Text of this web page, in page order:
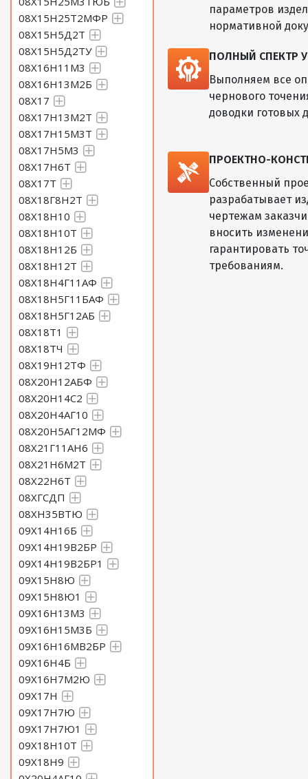
08Х15Н25Т2МФР
08Х15Н5Д2Т
08Х15Н5Д2ТУ
08Х16Н11М3
08Х16Н13М2Б
08Х17
08Х17Н13М2Т
08Х17Н15М3Т
08Х17Н5М3
08Х17Н6Т
08Х17Т
08Х18Г8Н2Т
08Х18Н10
08Х18Н10Т
08Х18Н12Б
08Х18Н12Т
08Х18Н4Г11АФ
08Х18Н5Г11БАФ
08Х18Н5Г12АБ
08Х18Т1
08Х18ТЧ
08Х19Н12ТФ
08Х20Н12АБФ
08Х20Н14С2
08Х20Н4АГ10
08Х20Н5АГ12МФ
08Х21Г11АН6
08Х21Н6М2Т
08Х22Н6Т
08ХГСДП
08ХН35ВТЮ
09Х14Н16Б
09Х14Н19В2БР
09Х14Н19В2БР1
09Х15Н8Ю
09Х15Н8Ю1
09Х16Н13М3
09Х16Н15М3Б
09Х16Н16МВ2БР
09Х16Н4Б
09Х16Н7М2Ю
09Х17Н
09Х17Н7Ю
09Х17Н7Ю1
09Х18Н10Т
09Х18Н9
Круг 115 Сталь 40Х18Н2М
Круг 120 Сталь 40Х18Н2М
Круг 125 Сталь 40Х18Н2М
Круг 130 Сталь 40Х18Н2М
Круг 140 Сталь 40Х18Н2М
Круг 145 Сталь 40Х18Н2М
Круг 150 Сталь 40Х18Н2М
Круг 155 Сталь 40Х18Н2М
параметров
нормативной
ПОЛНЫЙ СПЕКТР
Выполняем все
чернового
доводки готовых
ПРОЕКТНО-
Собственный
разрабатывает
чертежам
вносить
гарантировать
требованиям.